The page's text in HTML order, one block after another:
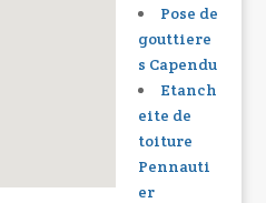
Pose de
gouttiere
s Capendu
Etanch
eite de
toiture
Pennauti
er